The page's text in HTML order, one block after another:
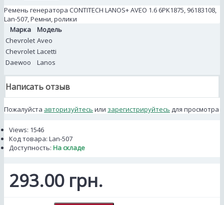
Ремень генератора CONTITECH LANOS+ AVEO 1.6 6PK1875, 96183108,
Lan-507, Ремни, ролики
Марка
Модель
Chevrolet Aveo
Chevrolet Lacetti
Daewoo
Lanos
Написать отзыв
Пожалуйста авторизуйтесь или зарегистрируйтесь для просмотра
Views: 1546
Код товара: Lan-507
Доступность: На складе
293.00 грн.